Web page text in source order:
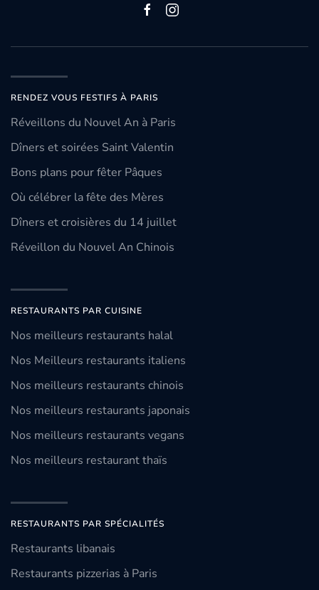
RENDEZ VOUS FESTIFS À PARIS
Réveillons du Nouvel An à Paris
Dîners et soirées Saint Valentin
Bons plans pour fêter Pâques
Où célébrer la fête des Mères
Dîners et croisières du 14 juillet
Réveillon du Nouvel An Chinois
RESTAURANTS PAR CUISINE
Nos meilleurs restaurants halal
Nos Meilleurs restaurants italiens
Nos meilleurs restaurants chinois
Nos meilleurs restaurants japonais
Nos meilleurs restaurants vegans
Nos meilleurs restaurant thaïs
RESTAURANTS PAR SPÉCIALITÉS
Restaurants libanais
Restaurants pizzerias à Paris